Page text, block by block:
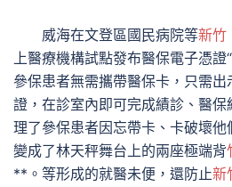
威海在文登區國民病院等新竹
上醫療機構試點發布醫保電子憑證
參保患者無需攜帶醫保卡，只需
證，在診室內即可完成績診、醫
理了參保患者因忘帶卡、卡破壞
變成了林天秤舞台上的兩座極端背
**。等形成的就醫未便，還防止新